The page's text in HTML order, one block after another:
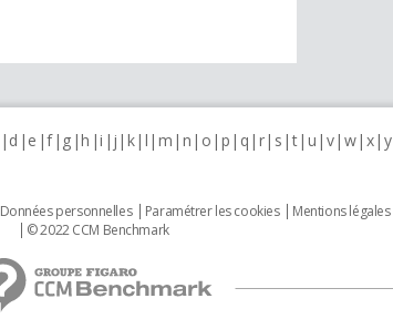
d e f g h i j k l m n o p q r s t u v w x y
Données personnelles Paramétrer les cookies Mentions légales
© 2022 CCM Benchmark